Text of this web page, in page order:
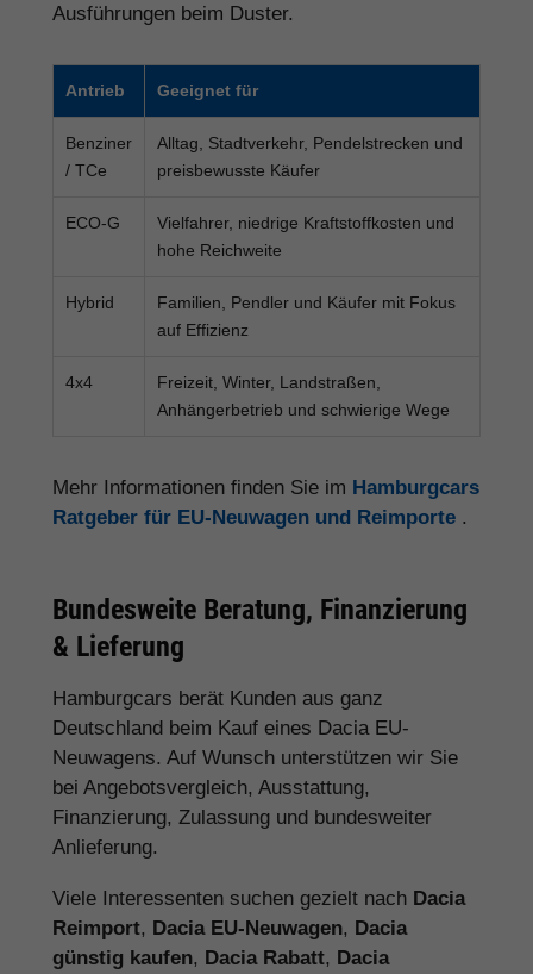
Ausführungen beim Duster.
Antrieb Geeignet für
Benziner
/ TCe
Alltag, Stadtverkehr, Pendelstrecken und
preisbewusste Käufer
ECO-G
Vielfahrer, niedrige Kraftstoffkosten und
hohe Reichweite
Hybrid
Familien, Pendler und Käufer mit Fokus
auf Effizienz
4x4
Freizeit, Winter, Landstraßen,
Anhängerbetrieb und schwierige Wege
Mehr Informationen finden Sie im Hamburgcars
Ratgeber für EU-Neuwagen und Reimporte .
Bundesweite Beratung, Finanzierung
& Lieferung
Hamburgcars berät Kunden aus ganz
Deutschland beim Kauf eines Dacia EU-
Neuwagens. Auf Wunsch unterstützen wir Sie
bei Angebotsvergleich, Ausstattung,
Finanzierung, Zulassung und bundesweiter
Anlieferung.
Viele Interessenten suchen gezielt nach Dacia
Reimport, Dacia EU-Neuwagen, Dacia
günstig kaufen, Dacia Rabatt, Dacia